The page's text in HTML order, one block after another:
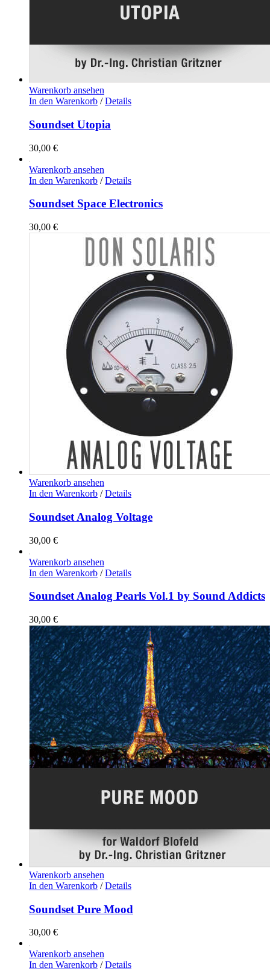
Warenkorb ansehen
In den Warenkorb / Details
Soundset Utopia
30,00 €
Warenkorb ansehen
In den Warenkorb / Details
Soundset Space Electronics
30,00 €
Warenkorb ansehen
In den Warenkorb / Details
Soundset Analog Voltage
30,00 €
Warenkorb ansehen
In den Warenkorb / Details
Soundset Analog Pearls Vol.1 by Sound Addicts
30,00 €
Warenkorb ansehen
In den Warenkorb / Details
Soundset Pure Mood
30,00 €
Warenkorb ansehen
In den Warenkorb / Details